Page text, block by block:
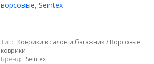
ворсовые, Seintex
Тип: Коврики в салон и багажник / Ворсовые
коврики
Бренд: Seintex